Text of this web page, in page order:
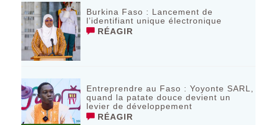
Burkina Faso : Lancement de
l’identifiant unique électronique
RÉAGIR
Entreprendre au Faso : Yoyonte SARL,
quand la patate douce devient un
levier de développement
RÉAGIR